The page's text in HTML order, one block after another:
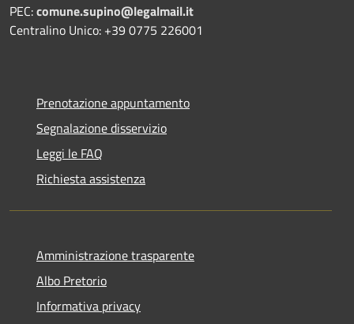
PEC:comune.supino@legalmail.it
Centralino Unico: +39 0775 226001
Prenotazione appuntamento
Segnalazione disservizio
Leggi le FAQ
Richiesta assistenza
Amministrazione trasparente
Albo Pretorio
Informativa privacy